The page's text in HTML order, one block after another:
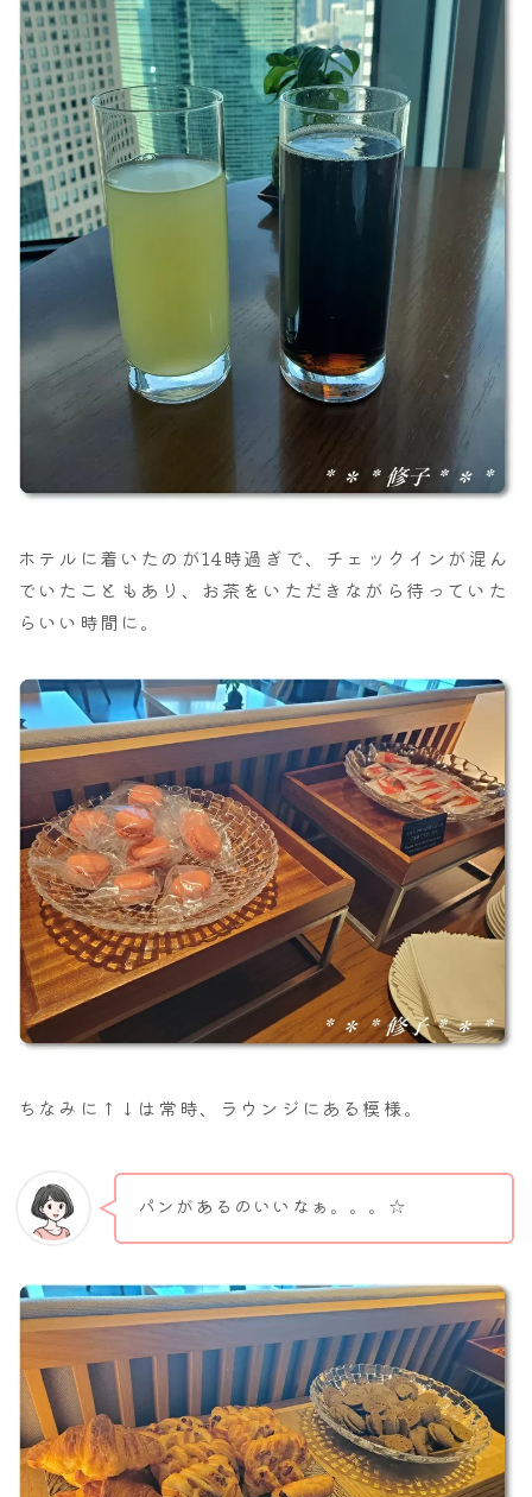
ホテルに着いたのが14時過ぎで、チェックインが混ん
でいたこともあり、お茶をいただきながら待っていた
らいい時間に。
ちなみに↑↓は常時、ラウンジにある模様。
パンがあるのいいなぁ。。。☆